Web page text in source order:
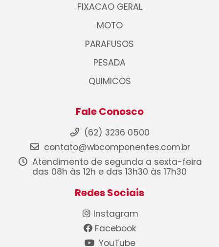
FIXACAO GERAL
MOTO
PARAFUSOS
PESADA
QUIMICOS
Fale Conosco
(62) 3236 0500
contato@wbcomponentes.com.br
Atendimento de segunda a sexta-feira
das 08h às 12h e das 13h30 às 17h30
Redes Sociais
Instagram
Facebook
YouTube